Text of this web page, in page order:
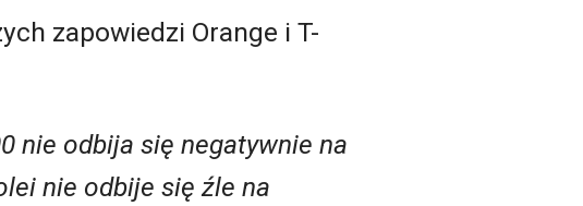
zapowiedzi Orange i T-
nie odbija się negatywnie na
nie odbije się źle na